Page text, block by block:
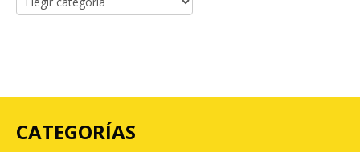
CATEGORÍAS